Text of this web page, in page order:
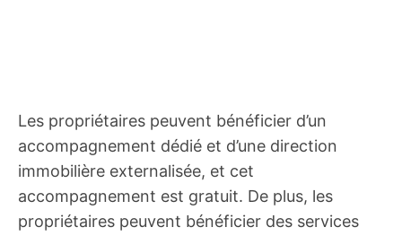
Les propriétaires peuvent bénéficier d’un
accompagnement dédié et d’une direction
immobilière externalisée, et cet
accompagnement est gratuit. De plus, les
propriétaires peuvent bénéficier des services